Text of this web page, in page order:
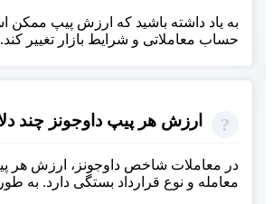
به یاد داشته باشید که ارزش پیپ ممکن
حساب معاملاتی و شرایط بازار تغییر کند.
ارزش هر پیپ داوجونز چند
در معاملات شاخص داوجونز، ارزش هر
معامله و نوع قرارداد بستگی دارد. به